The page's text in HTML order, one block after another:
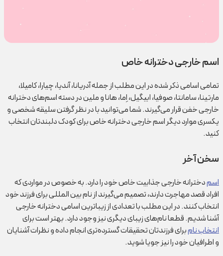
اسم خارجی دخترانه خاص
تمامی اسامی ذکر شده در این مطلب از جمله آدریانا، آندیا، چیارا، کامیلا،
مارتینا، سامانتا، صوفیا، ابیگیل، اِما، هانا و ملین در دسته اسم‌های دخترانه
خارجی خفن قرار می‌گیرند. شما می‌توانید با در نظر گرفتن سلیقه شخصی و
یک‎سری موارد دیگر اسم خارجی دخترانه خاص برای کودک دلبندتان انتخاب
کنید.
سخن آخر
اسمدخترانه خارجی جذابیت خاص خود را دارد. به خصوص در مواردی که
افراد قصد مهاجرت دارند، تصمیم می‌گیرند از نام بین المللی برای فرزند خود
انتخاب کنند. در این مطلب با تعدادی از زیباترین اسامی دخترانه خارجی
آشنا شدیم. قطعا نام‌های زیبای دیگری نیز وجود دارد. بهتر است برای
انتخاب نامبرای فرزندتان تحقیقات گسترده‌تری انجام داده و نظرات آشنایان
و اطرافیان خود را نیز جویا شوید.